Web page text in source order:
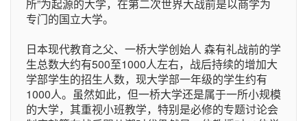
所”为起源的大学，在第二次世界大战前是以商学为
专门的国立大学。
日本现代教育之父、一桥大学创始人 森有礼战前的学
生总数大约有500至1000人左右，战后持续的增加大
学部学生的招生人数，现大学部一年级的学生约有
1000人。虽然如此，但一桥大学还是属于一所小规模
的大学，其重视小班教学，特别是必修的专题讨论会